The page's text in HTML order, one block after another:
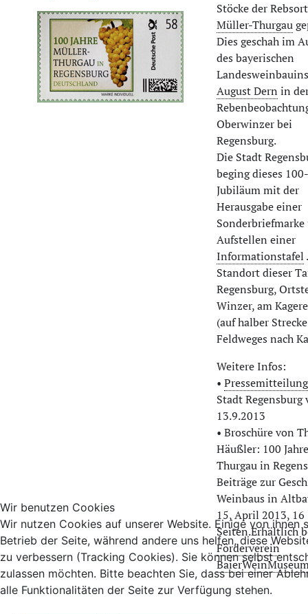
Stöcke der
Müller-Thurgau
Dies geschah im
des bayerischen
August Dern in
Oberwinzer bei
Regensburg.
Die Stadt
beging dieses
Jubiläum mit der
Herausgabe einer
Aufstellen einer
Informationstafel .
Standort dieser
Regensburg,
Winzer, am
(auf halber
Feldweges nach
Weitere Infos:
• Pressemitteilung
Stadt Regensburg
13.9.2013
• Broschüre von
Häußler: 100
Thurgau in
Beiträge zur
Weinbaus in
15, April 2013, 16
Seiten.Erhältlich
Förderverein
Wir benutzen Cookies
Wir nutzen Cookies auf unserer Website. Einige von ihnen
Betrieb der Seite, während andere uns helfen, diese
zu verbessern (Tracking Cookies). Sie können selbst
zulassen möchten. Bitte beachten Sie, dass bei einer
alle Funktionalitäten der Seite zur Verfügung stehen.